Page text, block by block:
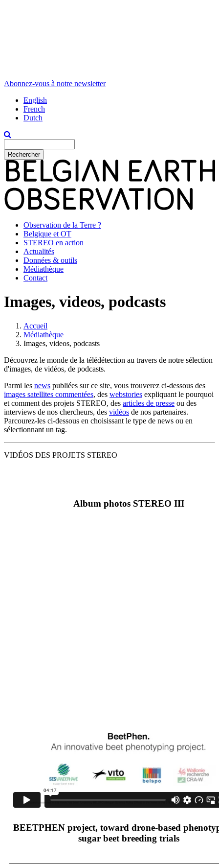
Abonnez-vous à notre newsletter
English
French
Dutch
Observation de la Terre ?
Belgique et OT
STEREO en action
Actualités
Données & outils
Médiathèque
Contact
Images, videos, podcasts
Fil
d'Ariane
Accueil
Médiathèque
Images, videos, podcasts
Découvrez le monde de la télédétection au travers de notre sélection
d'images, de vidéos, de podcasts.
Parmi les news publiées sur ce site, vous trouverez ci-dessous des
images satellites commentées, des webstories expliquant le pourquoi
et comment des projets STEREO, des articles de presse ou des
interviews de nos chercheurs, des vidéos de nos partenaires.
Parcourez-les ci-dessous en choisissant le type de news ou en
sélectionnant un tag.
VIDÉOS DES PROJETS STEREO
Album photos STEREO III
BEETPHEN project, toward drone-based
sugar beet breeding trials